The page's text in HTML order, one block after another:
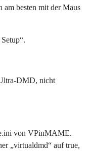
am besten mit der Maus
DMD, nicht
von VPinMAME.
„virtualdmd“ auf true,